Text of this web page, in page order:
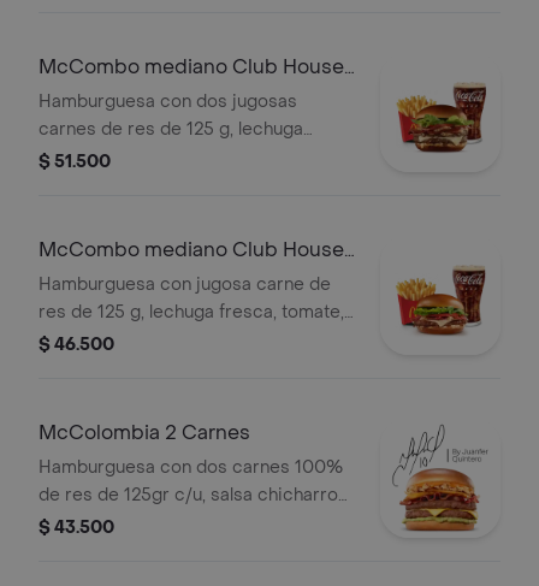
elegir.
McCombo mediano Club House
2 Carnes
Hamburguesa con dos jugosas
carnes de res de 125 g, lechuga
fresca, tomate, cebolla grillada,
suave tipo Brioche. Acompañada de
mediana a elección.
$ 51.500
McCombo mediano Club House 1
Carne
Hamburguesa con jugosa carne de
res de 125 g, lechuga fresca, tomate,
cebolla grillada, tocineta ahumada,
Acompañada de papas fritas
elección.
$ 46.500
McColombia 2 Carnes
Hamburguesa con dos carnes 100%
de res de 125gr c/u, salsa chicharron,
cebolla crispy, tajada de platano,
$ 43.500